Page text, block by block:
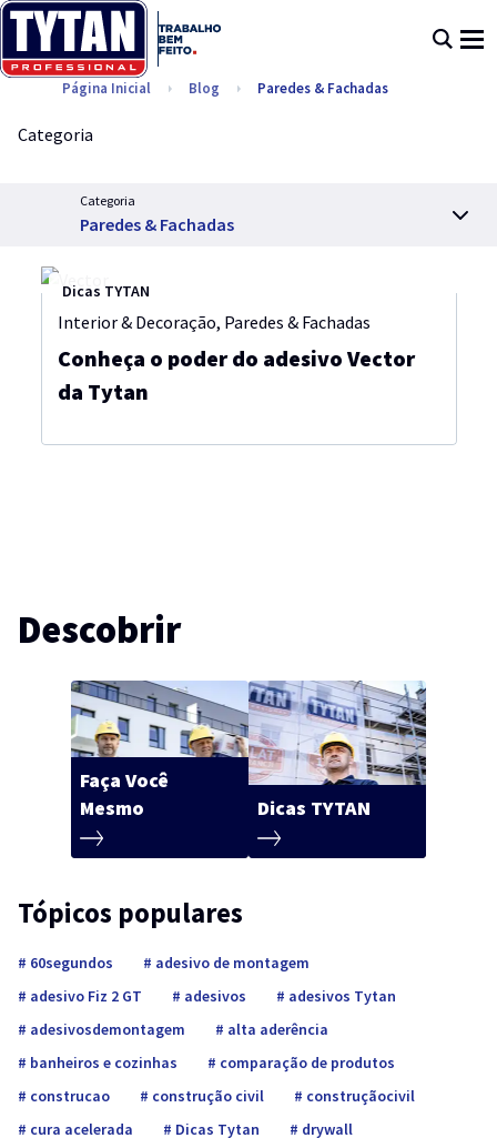
Página Inicial Blog Paredes & Fachadas
Categoria
Categoria
Paredes & Fachadas
Dicas TYTAN
Interior & Decoração, Paredes & Fachadas
Conheça o poder do adesivo Vector
da Tytan
Descobrir
Faça Você
Mesmo
Dicas TYTAN
Tópicos populares
60segundos
adesivo de montagem
adesivo Fiz 2 GT
adesivos
adesivos Tytan
adesivosdemontagem
alta aderência
banheiros e cozinhas
comparação de produtos
construcao
construção civil
construçãocivil
cura acelerada
Dicas Tytan
drywall